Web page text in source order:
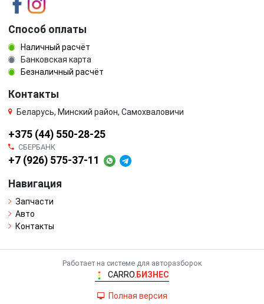
Способ оплаты
Наличный расчёт
Банковская карта
Безналичный расчёт
Контакты
Беларусь, Минский район, Самохваловичи
+375 (44) 550-28-25
СБЕРБАНК
+7 (926) 575-37-11
Навигация
Запчасти
Авто
Контакты
Работает на системе для авторазборок
CARRO. БИЗНЕС
Полная версия